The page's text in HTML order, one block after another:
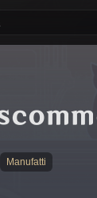
Manufatti